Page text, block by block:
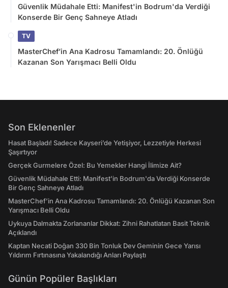
Güvenlik Müdahale Etti: Manifest'in Bodrum'da Verdiği
Konserde Bir Genç Sahneye Atladı
TV
MasterChef’in Ana Kadrosu Tamamlandı: 20. Önlüğü
Kazanan Son Yarışmacı Belli Oldu
Son Eklenenler
Hasat Başladı! Sadece Kayseri’de Yetişiyor, Lezzetiyle Herkesi
Şaşırtıyor
Gerçek Gurmelere Özel: Bu Yemekler Hangi İlimize Ait?
Güvenlik Müdahale Etti: Manifest'in Bodrum'da Verdiği Konserde
Bir Genç Sahneye Atladı
MasterChef’in Ana Kadrosu Tamamlandı: 20. Önlüğü Kazanan Son
Yarışmacı Belli Oldu
Uykuya Dalmakta Zorlananlar Dikkat: Zihni Rahatlatan Basit Teknik
Açıklandı
Kaptan Necati Doğan 330 Bin Tonluk Dev Geminin Gece Yarısı
Yıldırım Fırtınasına Yakalandığı Anları Paylaştı
Günün Popüler Başlıkları